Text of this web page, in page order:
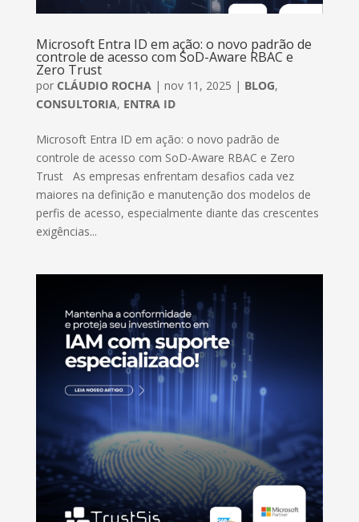
Microsoft Entra ID em ação: o novo padrão de
controle de acesso com SoD-Aware RBAC e
Zero Trust
por CLÁUDIO ROCHA | nov 11, 2025 | BLOG,
CONSULTORIA, ENTRA ID
Microsoft Entra ID em ação: o novo padrão de
controle de acesso com SoD-Aware RBAC e Zero
Trust As empresas enfrentam desafios cada vez
maiores na definição e manutenção dos modelos de
perfis de acesso, especialmente diante das crescentes
exigências...